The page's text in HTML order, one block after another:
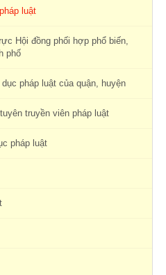
luật
Hội đồng phối hợp phổ biến,
phố
pháp luật của quận, huyện
truyền viên pháp luật
pháp luật